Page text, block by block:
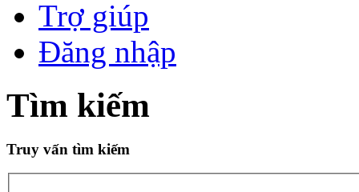
Trợ giúp
Đăng nhập
Tìm kiếm
Truy vấn tìm kiếm